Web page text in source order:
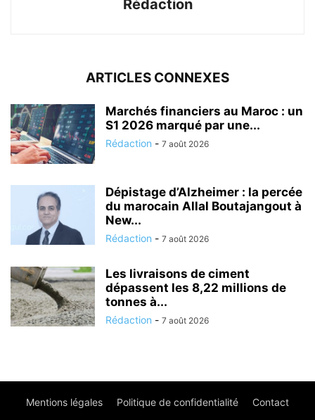
Rédaction
ARTICLES CONNEXES
Marchés financiers au Maroc : un
S1 2026 marqué par une...
Rédaction - 7 août 2026
Dépistage d’Alzheimer : la percée
du marocain Allal Boutajangout à
New...
Rédaction - 7 août 2026
Les livraisons de ciment
dépassent les 8,22 millions de
tonnes à...
Rédaction - 7 août 2026
Mentions légales Politique de confidentialité Contact